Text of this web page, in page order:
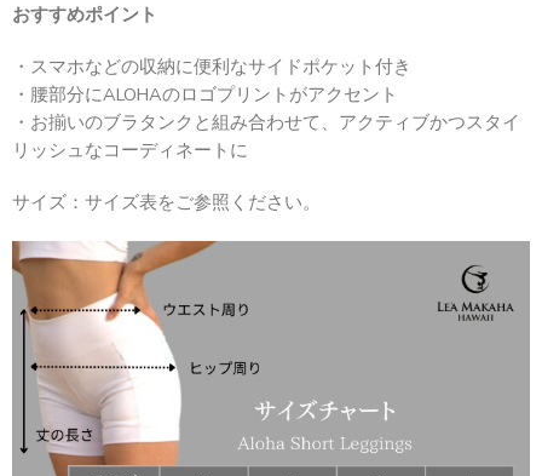
おすすめポイント
・スマホなどの収納に便利なサイドポケット付き
・腰部分にALOHAのロゴプリントがアクセント
・お揃いのブラタンクと組み合わせて、アクティブかつスタイ
リッシュなコーディネートに
サイズ：サイズ表をご参照ください。